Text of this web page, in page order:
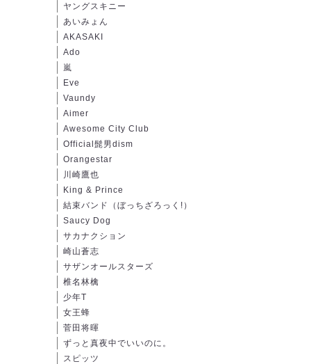
ヤングスキニー
あいみょん
AKASAKI
Ado
嵐
Eve
Vaundy
Aimer
Awesome City Club
Official髭男dism
Orangestar
川崎鷹也
King & Prince
結束バンド（ぼっちざろっく!）
Saucy Dog
サカナクション
崎山蒼志
サザンオールスターズ
椎名林檎
少年T
女王蜂
菅田将暉
ずっと真夜中でいいのに。
スピッツ